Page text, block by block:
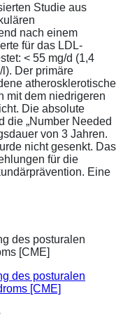
Studie aus
nach einem
für das LDL-
< 55 mg/d (1,4
l). Der primäre
atherosklerotische
mit dem niedrigeren
Die absolute
die „Number Needed
von 3 Jahren.
nicht gesenkt. Das
für die
Eine
des posturalen
[CME]